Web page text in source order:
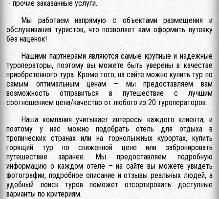
- прочие заказанные услуги.
Мы работаем напрямую с объектами размещения и
обслуживания туристов, что позволяет вам оформить путевку
без наценок!
Нашими партнерами являются самые крупные и надежные
туроператоры, поэтому вы можете быть уверены в качестве
приобретенного тура. Кроме того, на сайте можно купить тур по
самым оптимальным ценам – мы предоставляем вам
возможность отправиться в путешествие с лучшим
соотношением цена/качество от любого из 20 туроператоров.
Наша компания учитывает интересы каждого клиента, и
поэтому у нас можно подобрать отель для отдыха в
тропических странах или на горнолыжных курортах, купить
горящий тур по сниженной цене или забронировать
путешествие заранее. Мы предоставляем подробную
информацию о каждом отеле – на сайте вы можете увидеть
фотографии, подробное описание и отзывы реальных людей, а
удобный поиск туров поможет отсортировать доступные
варианты по критериям.